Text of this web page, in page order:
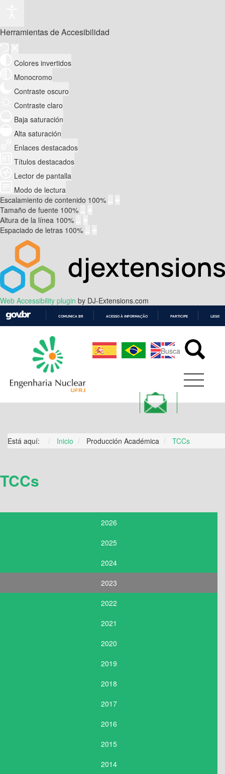
Herramientas de Accesibilidad
Colores invertidos
Monocromo
Contraste oscuro
Contraste claro
Baja saturación
Alta saturación
Enlaces destacados
Títulos destacados
Lector de pantalla
Modo de lectura
Escalamiento de contenido 100%
Tamaño de fuente 100%
Altura de la línea 100%
Espaciado de letras 100%
Web Accessibility plugin by DJ-Extensions.com
CONTEÚDO
COMUNICA BR ACESSO À INFORMAÇÃO PARTICIPE
Está aquí: Inicio Producción Académica TCCs
TCCs
2026
2025
2024
2023
2022
2021
2020
2019
2018
2017
2016
2015
2014